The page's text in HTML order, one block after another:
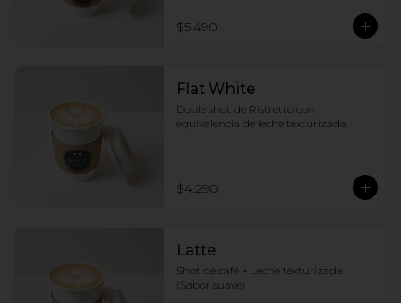
$5.490
Flat White
Doble shot de Ristretto con
equivalencia de leche texturizada
$4.290
Latte
Shot de café + Leche texturizada
(Sabor suave)